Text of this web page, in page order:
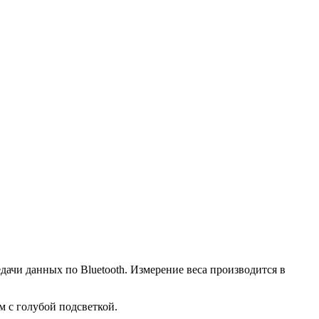
данных по Bluetooth. Измерение веса производится в
голубой подсветкой.